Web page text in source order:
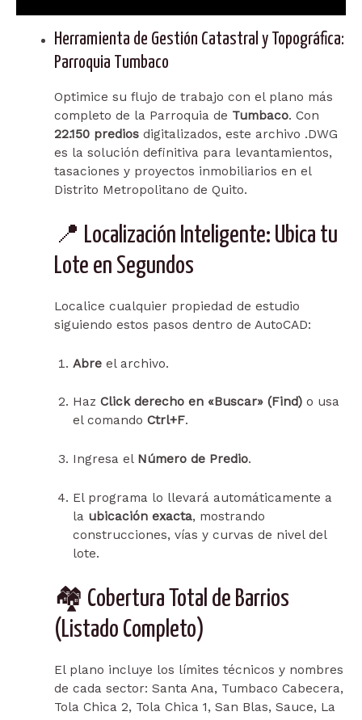
Herramienta de Gestión Catastral y Topográfica:
Parroquia Tumbaco
Optimice su flujo de trabajo con el plano más
completo de la Parroquia de Tumbaco. Con
22.150 prediosdigitalizados, este archivo .DWG
es la solución definitiva para levantamientos,
tasaciones y proyectos inmobiliarios en el
Distrito Metropolitano de Quito.
📍 Localización Inteligente: Ubica tu
Lote en Segundos
Localice cualquier propiedad de estudio
siguiendo estos pasos dentro de AutoCAD:
Abreel archivo.
Haz Click derecho en «Buscar» (Find)o usa
el comando Ctrl+F.
Ingresa el Número de Predio.
El programa lo llevará automáticamente a
la ubicación exacta, mostrando
construcciones, vías y curvas de nivel del
lote.
🏘️ Cobertura Total de Barrios
(Listado Completo)
El plano incluye los límites técnicos y nombres
de cada sector: Santa Ana, Tumbaco Cabecera,
Tola Chica 2, Tola Chica 1, San Blas, Sauce, La